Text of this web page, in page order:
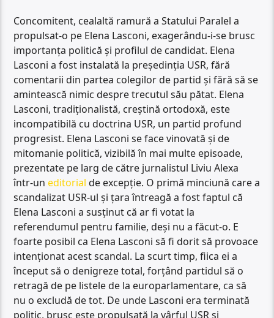
Concomitent, cealaltă ramură a Statului Paralel a
propulsat-o pe Elena Lasconi, exagerându-i-se brusc
importanța politică și profilul de candidat. Elena
Lasconi a fost instalată la președinția USR, fără
comentarii din partea colegilor de partid și fără să se
amintească nimic despre trecutul său pătat. Elena
Lasconi, tradiționalistă, creștină ortodoxă, este
incompatibilă cu doctrina USR, un partid profund
progresist. Elena Lasconi se face vinovată și de
mitomanie politică, vizibilă în mai multe episoade,
prezentate pe larg de către jurnalistul Liviu Alexa
într-uneditorial de excepție. O primă minciună care a
scandalizat USR-ul și țara întreagă a fost faptul că
Elena Lasconi a susținut că ar fi votat la
referendumul pentru familie, deși nu a făcut-o. E
foarte posibil ca Elena Lasconi să fi dorit să provoace
intenționat acest scandal. La scurt timp, fiica ei a
început să o denigreze total, forțând partidul să o
retragă de pe listele de la europarlamentare, ca să
nu o excludă de tot. De unde Lasconi era terminată
politic, brusc este propulsată la vârful USR și